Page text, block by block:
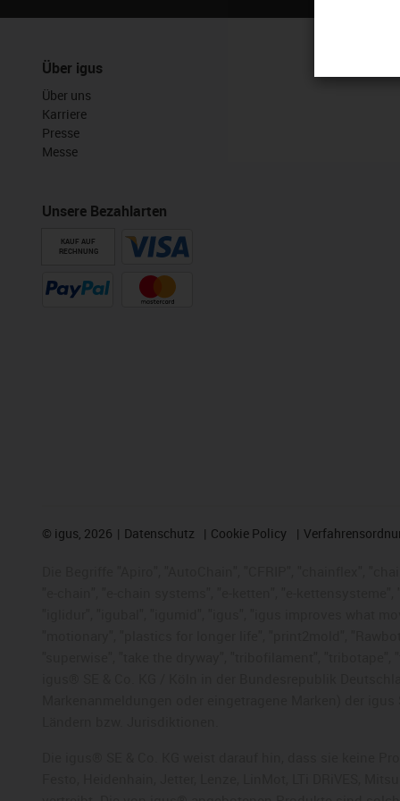
Über igus
Über uns
Karriere
Presse
Messe
Unsere Bezahlarten
KAUF AUF
RECHNUNG
© igus, 2026 Datenschutz Cookie Policy